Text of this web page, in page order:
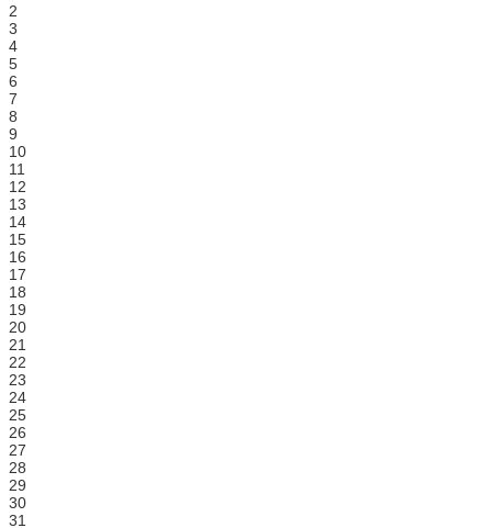
2
3
4
5
6
7
8
9
10
11
12
13
14
15
16
17
18
19
20
21
22
23
24
25
26
27
28
29
30
31